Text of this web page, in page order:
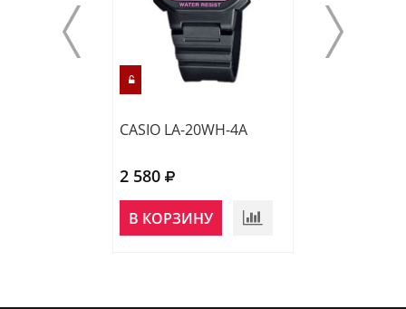
CASIO LA-20WH-4A
2 580
В КОРЗИНУ